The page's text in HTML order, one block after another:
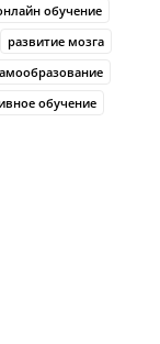
обучение
развитие мозга
обучение